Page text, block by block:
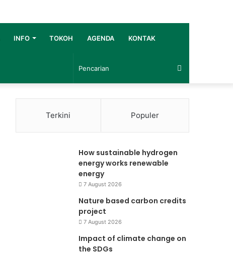
INFO TOKOH AGENDA KONTAK
Pencarian
Terkini Populer
How sustainable hydrogen
energy works renewable
energy
7 August 2026
Nature based carbon credits
project
7 August 2026
Impact of climate change on
the SDGs